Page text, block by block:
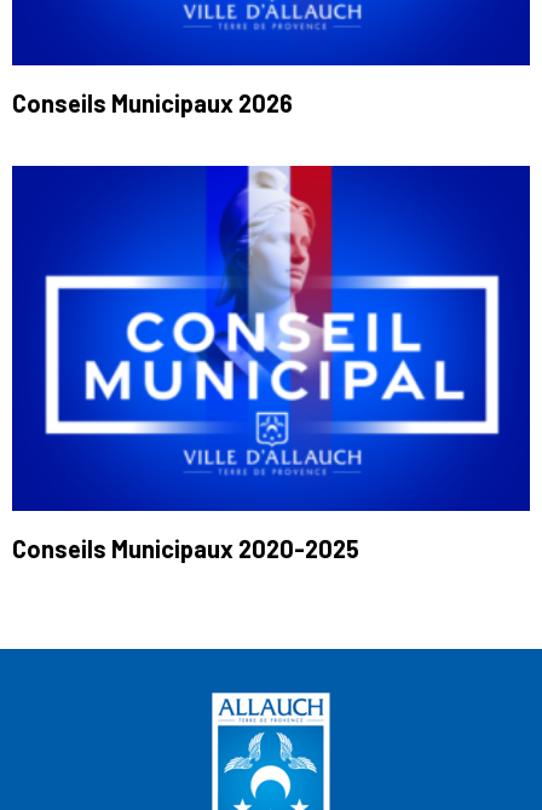
Conseils Municipaux 2026
Conseils Municipaux 2020-2025